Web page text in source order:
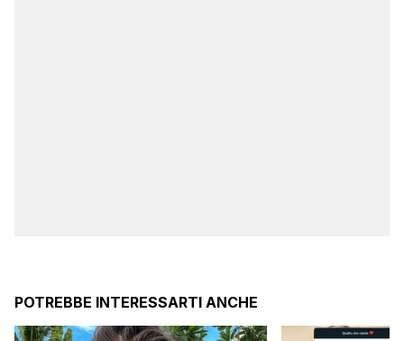
POTREBBE INTERESSARTI ANCHE